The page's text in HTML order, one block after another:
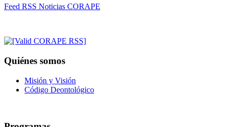
Feed RSS Noticias CORAPE
Quiénes somos
Misión y Visión
Código Deontológico